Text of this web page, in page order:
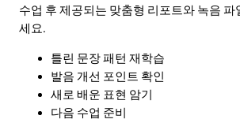
수업 후 제공되는 맞춤형 리포트와 녹음
세요.
틀린 문장 패턴 재학습
발음 개선 포인트 확인
새로 배운 표현 암기
다음 수업 준비